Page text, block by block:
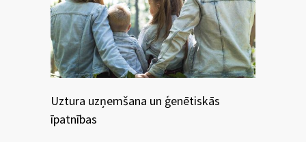
Uztura uzņemšana un ģenētiskās
īpatnības